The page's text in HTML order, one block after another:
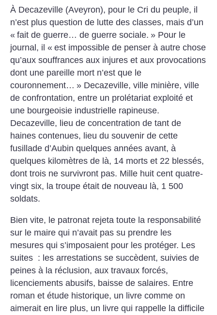
À Decazeville (Aveyron), pour le Cri du peuple, il
n’est plus question de lutte des classes, mais d’un
« fait de guerre… de guerre sociale. » Pour le
journal, il « est impossible de penser à autre chose
qu’aux souffrances aux injures et aux provocations
dont une pareille mort n’est que le
couronnement… » Decazeville, ville minière, ville
de confrontation, entre un prolétariat exploité et
une bourgeoisie industrielle rapineuse.
Decazeville, lieu de concentration de tant de
haines contenues, lieu du souvenir de cette
fusillade d’Aubin quelques années avant, à
quelques kilomètres de là, 14 morts et 22 blessés,
dont trois ne survivront pas. Mille huit cent quatre-
vingt six, la troupe était de nouveau là, 1 500
soldats.
Bien vite, le patronat rejeta toute la responsabilité
sur le maire qui n’avait pas su prendre les
mesures qui s’imposaient pour les protéger. Les
suites : les arrestations se succèdent, suivies de
peines à la réclusion, aux travaux forcés,
licenciements abusifs, baisse de salaires. Entre
roman et étude historique, un livre comme on
aimerait en lire plus, un livre qui rappelle la difficile